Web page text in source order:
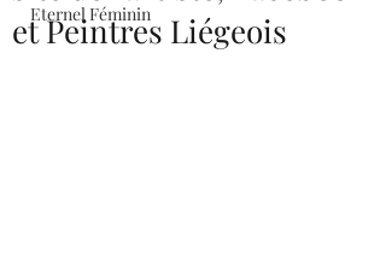
Eternel Féminin
et Peintres Liégeois